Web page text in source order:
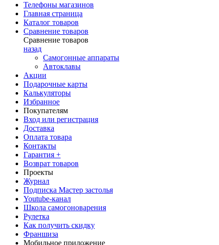
Телефоны магазинов
Главная страница
Каталог товаров
Сравнение товаров
Сравнение товаров
назад
Самогонные аппараты
Автоклавы
Акции
Подарочные карты
Калькуляторы
Избранное
Покупателям
Вход или регистрация
Доставка
Оплата товара
Контакты
Гарантия +
Возврат товаров
Проекты
Журнал
Подписка Мастер застолья
Youtube-канал
Школа самогоноварения
Рулетка
Как получить скидку
Франшиза
Мобильное приложение